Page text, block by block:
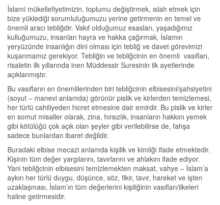
İslami mükellefiyetimizin, toplumu değiştirmek, ıslah etmek için
bize yüklediği sorumluluğumuzu yerine getirmenin en temel ve
önemli aracı tebliğdir. Vakıf olduğumuz esasları, yaşadığımız
kulluğumuzu, insanları hayra ve hakka çağırmak, İslamın
yeryüzünde insanlığın dini olması için tebliğ ve davet görevimizi
kuşanmamız gerekiyor. Tebliğin ve tebliğcinin en önemli vasıfları,
risaletin ilk yıllarında inen Müddessir Suresinin ilk ayetlerinde
açıklanmıştır.
Bu vasıfların en önemlilerinden biri tebliğcinin elbisesini/şahsiyetini
(soyut – manevi anlamda) görünür pislik ve kirlerden temizlemesi,
her türlü cahiliyeden hicret etmesine dair emirdir. Bu pislik ve kirler
en somut misaller olarak, zina, hırsızlık, insanların hakkını yemek
gibi kötülüğü çok açık olan şeyler gibi verilebilirse de, fahşa
sadece bunlardan ibaret değildir.
Buradaki elbise mecazi anlamda kişilik ve kimliği ifade etmektedir.
Kişinin tüm değer yargılarını, tavırlarını ve ahlakını ifade ediyor.
Yani tebliğcinin elbisesini temizlemekten maksat, vahye – İslam’a
aykırı her türlü duygu, düşünce, söz, fikir, tavır, hareket ve işten
uzaklaşması, İslam’ın tüm değerlerini kişiliğinin vasıfları/ilkeleri
haline getirmesidir.